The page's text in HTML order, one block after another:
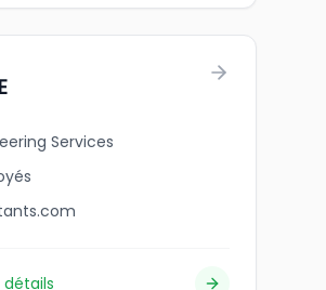
Services
détails